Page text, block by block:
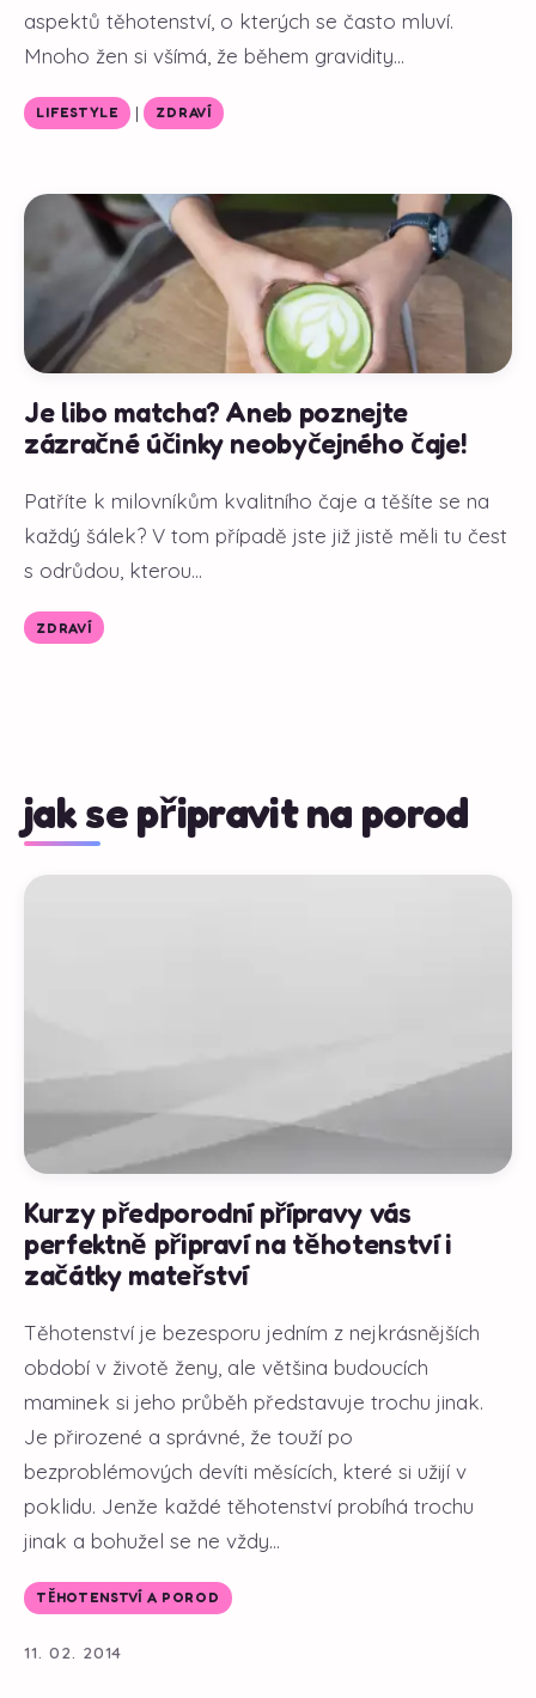
aspektů těhotenství, o kterých se často mluví.
Mnoho žen si všímá, že během gravidity...
LIFESTYLE | ZDRAVÍ
Je libo matcha? Aneb poznejte
zázračné účinky neobyčejného čaje!
Patříte k milovníkům kvalitního čaje a těšíte se na
každý šálek? V tom případě jste již jistě měli tu čest
s odrůdou, kterou...
ZDRAVÍ
jak se připravit na porod
Kurzy předporodní přípravy vás
perfektně připraví na těhotenství i
začátky mateřství
Těhotenství je bezesporu jedním z nejkrásnějších
období v životě ženy, ale většina budoucích
maminek si jeho průběh představuje trochu jinak.
Je přirozené a správné, že touží po
bezproblémových devíti měsících, které si užijí v
poklidu. Jenže každé těhotenství probíhá trochu
jinak a bohužel se ne vždy...
TĚHOTENSTVÍ A POROD
11. 02. 2014